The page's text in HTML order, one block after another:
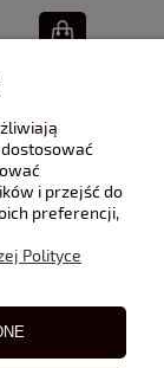
i przejść do
preferencji,
Polityce